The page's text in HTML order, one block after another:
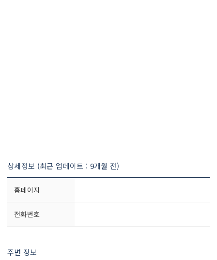
상세정보 (최근 업데이트 : 9개월 전)
홈페이지
전화번호
주변 정보